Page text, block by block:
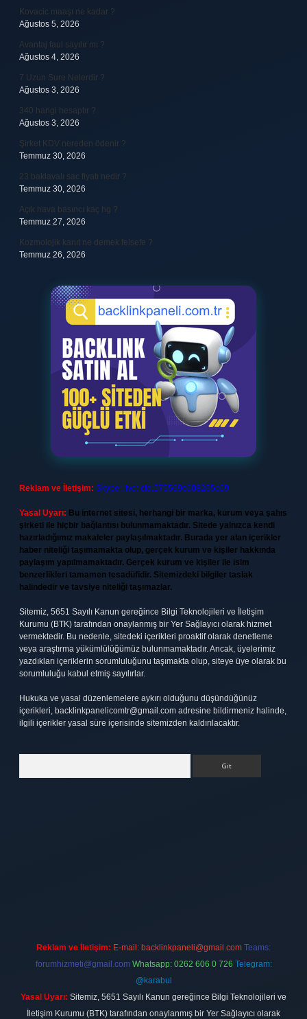
Kovacic maaşı ne kadar ?
Ağustos 5, 2026
Avantaj faul sayılır mı ?
Ağustos 4, 2026
7 Uzun Sure Nelerdir ?
Ağustos 3, 2026
340 hangi hesaptır ?
Ağustos 3, 2026
Şirket KDV nereden ödenir ?
Temmuz 30, 2026
23 baklavalı sac fiyatı nedir ?
Temmuz 30, 2026
Açık hava basıncı kaç hg ?
Temmuz 27, 2026
Kozmolojik kanıt ne demek felsefe ?
Temmuz 26, 2026
Reklam ve İletişim: Skype: live:.cid.575569c608265c69
Yasal Uyarı: Bu internet sitesi, herhangi bir marka, kurum veya şahıs
şirketi ile hiçbir bağlantısı bulunmamaktadır. Sitede yalnızca kendi
hazırladığımız makaleler paylaşılmaktadır. Burada yer alan içerikler
haber niteliği taşımamakta olup, gerçek kurum ve kişiler hakkında
paylaşım yapılmamaktadır. Gerçek kurum ve kişiler ile isim
benzerlikleri tamamen tesadüfidir. Sitemizdeki bilgiler taslak
halindedir ve tavsiye niteliği taşımazlar.
Sitemiz, 5651 Sayılı Kanun gereğince Bilgi Teknolojileri ve İletişim
Kurumu (BTK) tarafından onaylanmış bir Yer Sağlayıcı olarak hizmet
vermektedir. Bu nedenle, sitedeki içerikleri proaktif olarak denetleme
veya araştırma yükümlülüğümüz bulunmamaktadır. Ancak, üyelerimiz
yazdıkları içeriklerin sorumluluğunu taşımakta olup, siteye üye olarak bu
sorumluluğu kabul etmiş sayılırlar.
Hukuka ve yasal düzenlemelere aykırı olduğunu düşündüğünüz
içerikleri, backlinkpanelicomtr@gmail.com adresine bildirmeniz halinde,
ilgili içerikler yasal süre içerisinde sitemizden kaldırılacaktır.
Reklam ve İletişim: E-mail: backlinkpaneli@gmail.com Teams:
forumhizmeti@gmail.com Whatsapp: 0262 606 0 726 Telegram:
@karabul
Yasal Uyarı: Sitemiz, 5651 Sayılı Kanun gereğince Bilgi Teknolojileri ve
İletişim Kurumu (BTK) tarafından onaylanmış bir Yer Sağlayıcı olarak